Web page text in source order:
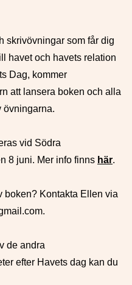
skrivövningar som får dig
havet och havets relation
Dag, kommer
att lansera boken och alla
övningarna.
vid Södra
8 juni. Mer info finns här.
boken? Kontakta Ellen via
.
de andra
efter Havets dag kan du